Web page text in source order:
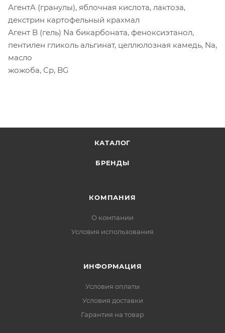
АгентA (гранулы), яблочная кислота, лактоза,
декстрин картофельный крахмал
Агент B (гель) Na бикарбоната, феноксиэтанол,
пентилен гликоль альгинат, целлюлозная камедь, Na,
масло
жожоба, Ср, BG
КАТАЛОГ
БРЕНДЫ
КОМПАНИЯ
О компании
Условия использования
ИНФОРМАЦИЯ
Условия оплаты
Условия доставки
Гарантия на товар